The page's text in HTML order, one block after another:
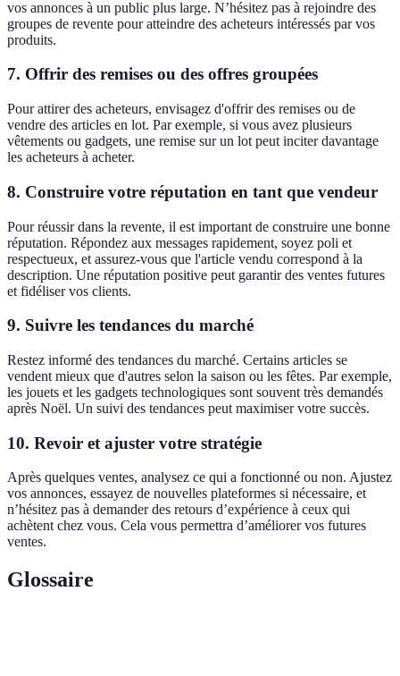
vos annonces à un public plus large. N’hésitez pas à rejoindre des
groupes de revente pour atteindre des acheteurs intéressés par vos
produits.
7. Offrir des remises ou des offres groupées
Pour attirer des acheteurs, envisagez d'offrir des remises ou de
vendre des articles en lot. Par exemple, si vous avez plusieurs
vêtements ou gadgets, une remise sur un lot peut inciter davantage
les acheteurs à acheter.
8. Construire votre réputation en tant que vendeur
Pour réussir dans la revente, il est important de construire une bonne
réputation. Répondez aux messages rapidement, soyez poli et
respectueux, et assurez-vous que l'article vendu correspond à la
description. Une réputation positive peut garantir des ventes futures
et fidéliser vos clients.
9. Suivre les tendances du marché
Restez informé des tendances du marché. Certains articles se
vendent mieux que d'autres selon la saison ou les fêtes. Par exemple,
les jouets et les gadgets technologiques sont souvent très demandés
après Noël. Un suivi des tendances peut maximiser votre succès.
10. Revoir et ajuster votre stratégie
Après quelques ventes, analysez ce qui a fonctionné ou non. Ajustez
vos annonces, essayez de nouvelles plateformes si nécessaire, et
n’hésitez pas à demander des retours d’expérience à ceux qui
achètent chez vous. Cela vous permettra d’améliorer vos futures
ventes.
Glossaire